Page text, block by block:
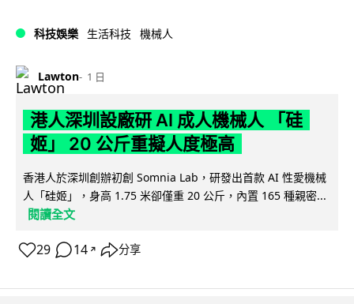
科技娛樂 生活科技 機械人
Lawton 1 日
港人深圳設廠研 AI 成人機械人 「硅
姬」 20 公斤重擬人度極高
香港人於深圳創辦初創 Somnia Lab，研發出首款 AI 性愛機械
人「硅姬」，身高 1.75 米卻僅重 20 公斤，內置 165 種親密...
閱讀全文
29 14 ↗ 分享